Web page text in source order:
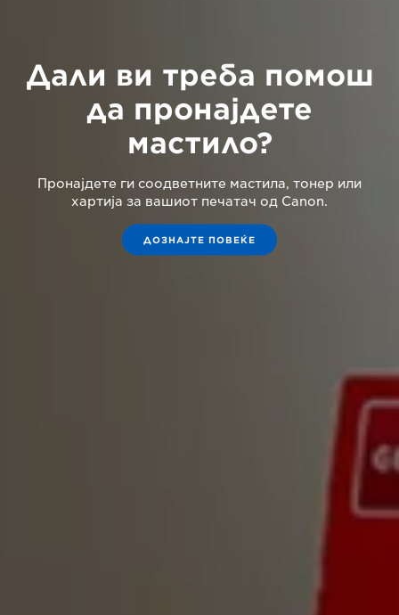
Дали ви треба помош
да пронајдете
мастило?
Пронајдете ги соодветните мастила, тонер или
хартија за вашиот печатач од Canon.
ДОЗНАЈТЕ ПОВЕЌЕ